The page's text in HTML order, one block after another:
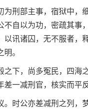
为刑部主事，宿狱中，
不自以为功，密疏其事
以讯诸囚，无不服者，
。
之下，尚多冤民，四海
一减刑官，核实而平
。时公亦差减刑之列，